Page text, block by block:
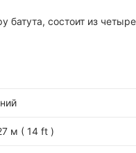
состоит из
м ( 14 ft )